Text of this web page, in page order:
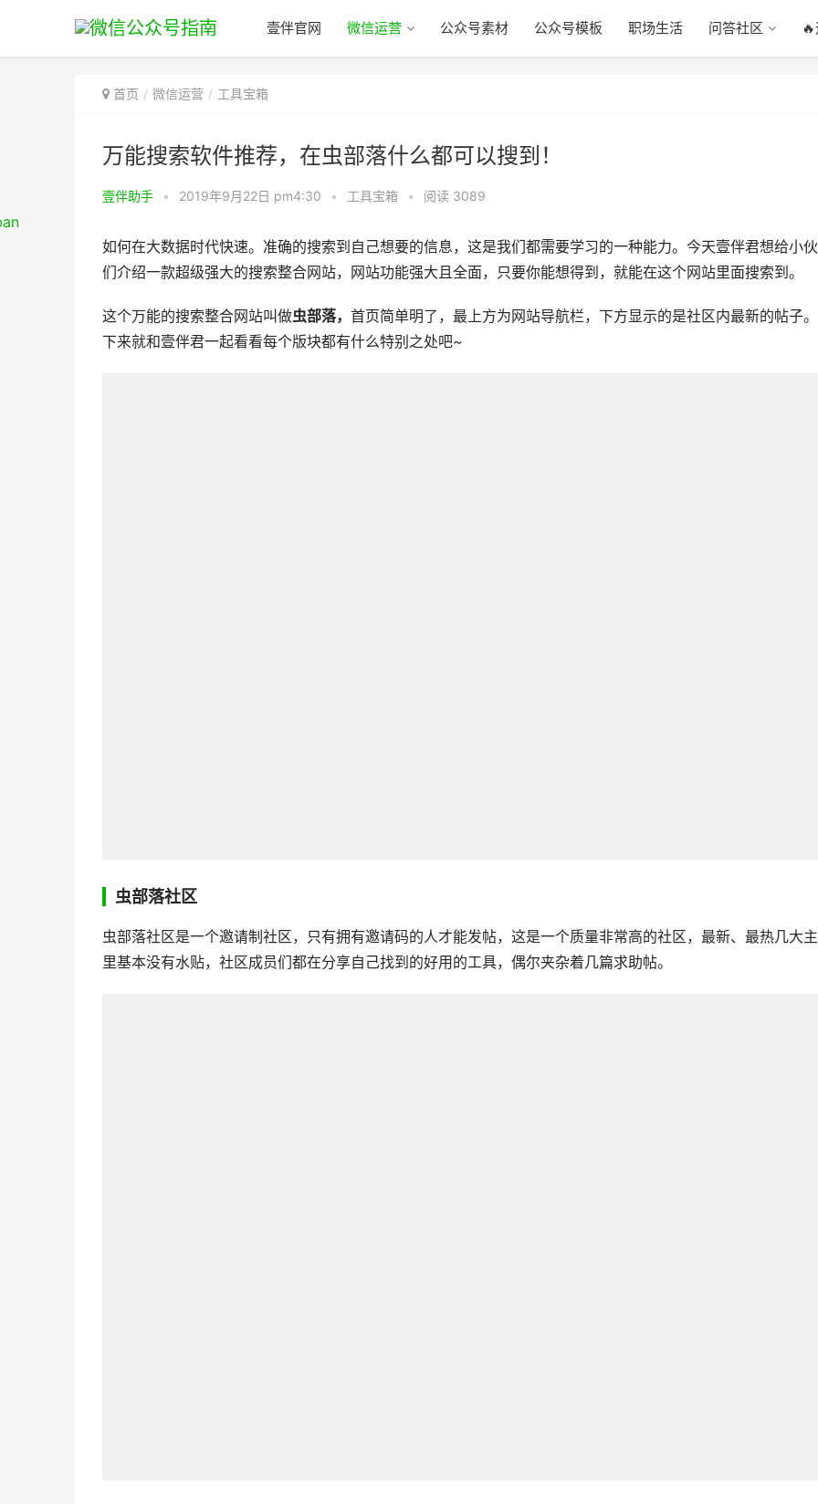
壹伴官网 微信运营 公众号素材 公众号模板 职场生活 问答社区
首页 微信运营 工具宝箱
万能搜索软件推荐，在虫部落什么都可以搜到！
壹伴助手 • 2019年9月22日 pm4:30 • 工具宝箱 • 阅读 3089
如何在大数据时代快速。准确的搜索到自己想要的信息，这是我们都需要学习的一种能力。今天壹伴君想给小
们介绍一款超级强大的搜索整合网站，网站功能强大且全面，只要你能想得到，就能在这个网站里面搜索到。
这个万能的搜索整合网站叫做虫部落， 首页简单明了，最上方为网站导航栏，下方显示的是社区内最新的帖子
下来就和壹伴君一起看看每个版块都有什么特别之处吧~
虫部落社区
虫部落社区是一个邀请制社区，只有拥有邀请码的人才能发帖，这是一个质量非常高的社区，最新、最热几大
里基本没有水贴，社区成员们都在分享自己找到的好用的工具，偶尔夹杂着几篇求助帖。